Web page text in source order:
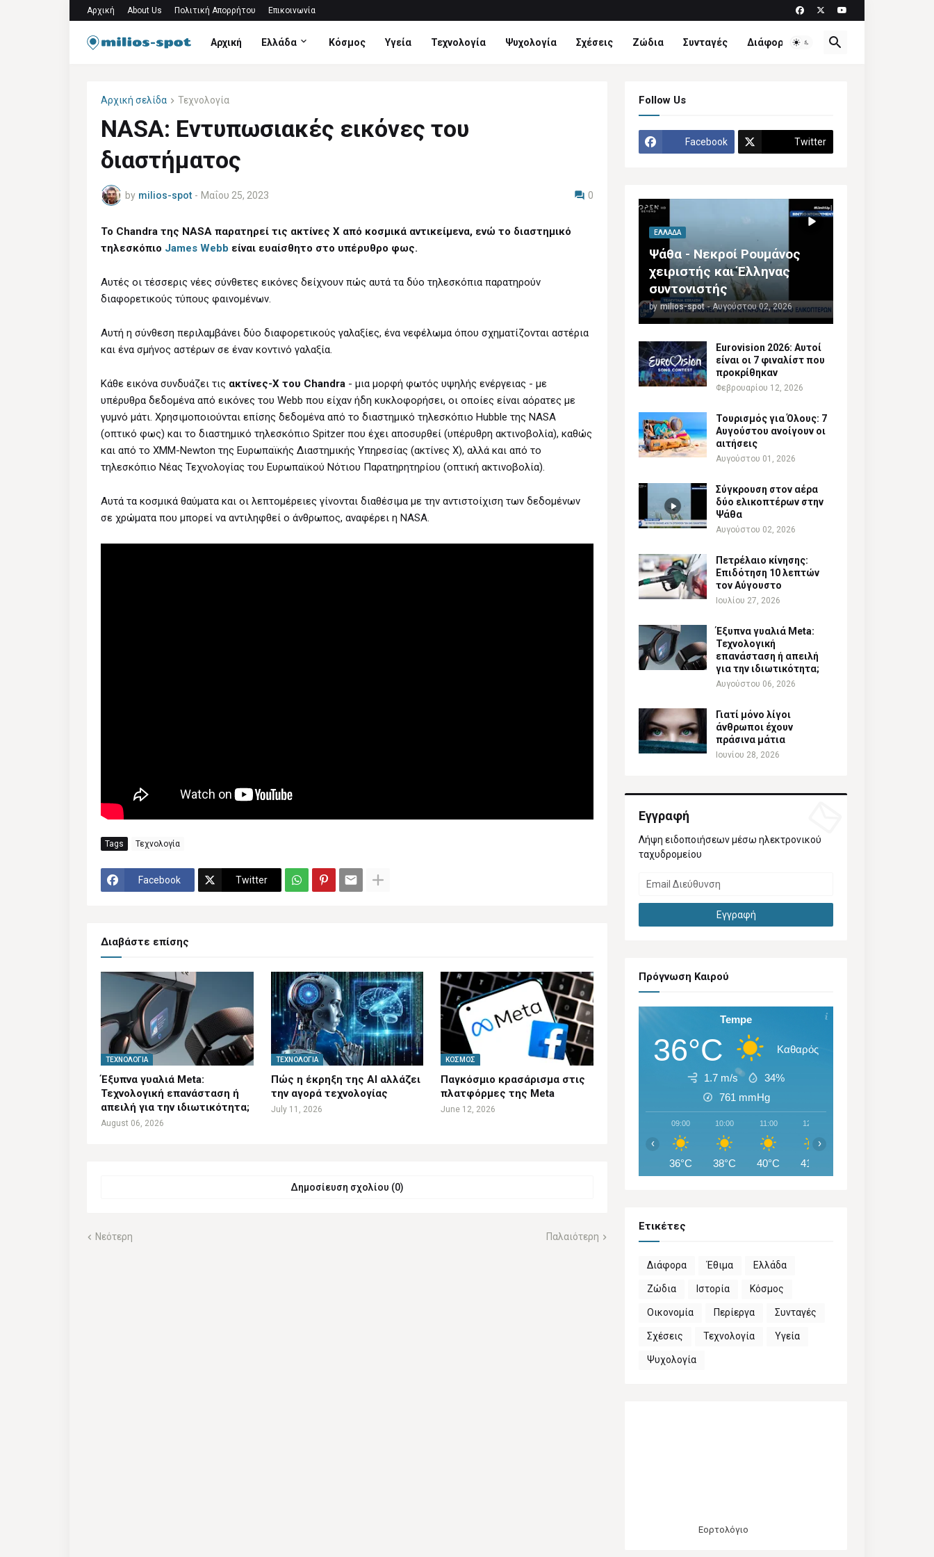
Αρχική About Us Πολιτική Απορρήτου Επικοινωνία
Αρχική Ελλάδα Κόσμος Υγεία Τεχνολογία Ψυχολογία Σχέσεις Ζώδια Συνταγές Διάφορα
Αρχική σελίδα Τεχνολογία
NASA: Εντυπωσιακές εικόνες του
διαστήματος
by milios-spot - Μαΐου 25, 2023 0
Το Chandra της NASA παρατηρεί τις ακτίνες Χ από κοσμικά αντικείμενα, ενώ το διαστημικό
τηλεσκόπιο James Webb είναι ευαίσθητο στο υπέρυθρο φως.
Αυτές οι τέσσερις νέες σύνθετες εικόνες δείχνουν πώς αυτά τα δύο τηλεσκόπια παρατηρούν
διαφορετικούς τύπους φαινομένων.
Αυτή η σύνθεση περιλαμβάνει δύο διαφορετικούς γαλαξίες, ένα νεφέλωμα όπου σχηματίζονται αστέρια
και ένα σμήνος αστέρων σε έναν κοντινό γαλαξία.
Κάθε εικόνα συνδυάζει τις ακτίνες-Χ του Chandra - μια μορφή φωτός υψηλής ενέργειας - με
υπέρυθρα δεδομένα από εικόνες του Webb που είχαν ήδη κυκλοφορήσει, οι οποίες είναι αόρατες με
γυμνό μάτι. Χρησιμοποιούνται επίσης δεδομένα από το διαστημικό τηλεσκόπιο Hubble της NASA
(οπτικό φως) και το διαστημικό τηλεσκόπιο Spitzer που έχει αποσυρθεί (υπέρυθρη ακτινοβολία), καθώς
και από το XMM-Newton της Ευρωπαϊκής Διαστημικής Υπηρεσίας (ακτίνες Χ), αλλά και από το
τηλεσκόπιο Νέας Τεχνολογίας του Ευρωπαϊκού Νότιου Παρατηρητηρίου (οπτική ακτινοβολία).
Αυτά τα κοσμικά θαύματα και οι λεπτομέρειες γίνονται διαθέσιμα με την αντιστοίχιση των δεδομένων
σε χρώματα που μπορεί να αντιληφθεί ο άνθρωπος, αναφέρει η NASA.
Tags Τεχνολογία
Facebook Twitter
Διαβάστε επίσης
ΤΕΧΝΟΛΟΓΊΑ
Έξυπνα γυαλιά Meta:
Τεχνολογική επανάσταση ή
απειλή για την ιδιωτικότητα;
August 06, 2026
ΤΕΧΝΟΛΟΓΊΑ
Πώς η έκρηξη της AI αλλάζει
την αγορά τεχνολογίας
July 11, 2026
ΚΌΣΜΟΣ
Παγκόσμιο κρασάρισμα στις
πλατφόρμες της Meta
June 12, 2026
Δημοσίευση σχολίου (0)
Νεότερη Παλαιότερη
Follow Us
Facebook Twitter
ΕΛΛΆΔΑ
Ψάθα - Νεκροί Ρουμάνος
χειριστής και Έλληνας
συντονιστής
by milios-spot - Αυγούστου 02, 2026
Eurovision 2026: Αυτοί
είναι οι 7 φιναλίστ που
προκρίθηκαν
Φεβρουαρίου 12, 2026
Τουρισμός για Όλους: 7
Αυγούστου ανοίγουν οι
αιτήσεις
Αυγούστου 01, 2026
Σύγκρουση στον αέρα
δύο ελικοπτέρων στην
Ψάθα
Αυγούστου 02, 2026
Πετρέλαιο κίνησης:
Επιδότηση 10 λεπτών
τον Αύγουστο
Ιουλίου 27, 2026
Έξυπνα γυαλιά Meta:
Τεχνολογική
επανάσταση ή απειλή
για την ιδιωτικότητα;
Αυγούστου 06, 2026
Γιατί μόνο λίγοι
άνθρωποι έχουν
πράσινα μάτια
Ιουνίου 28, 2026
Εγγραφή
Λήψη ειδοποιήσεων μέσω ηλεκτρονικού
ταχυδρομείου
Πρόγνωση Καιρού
Tempe
36°C Καθαρός
1.7 m/s
34%
761 mmHg
09:00
36°C
10:00
38°C
11:00
40°C
12:00
41°C
‹ ›
Ετικέτες
Διάφορα Έθιμα Ελλάδα
Ζώδια Ιστορία Κόσμος
Οικονομία Περίεργα Συνταγές
Σχέσεις Τεχνολογία Υγεία
Ψυχολογία
Εορτολόγιο